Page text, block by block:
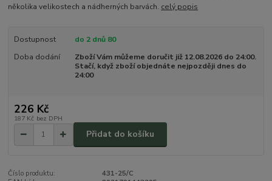
několika velikostech a nádherných barvách. celý popis
Dostupnost
do 2 dnů 80
Doba dodání
Zboží Vám můžeme doručit již 12.08.2026 do 24:00.
Stačí, když zboží objednáte nejpozději dnes do
24:00
226 Kč
187 Kč bez DPH
Přidat do košíku
Číslo produktu:
431-25/C